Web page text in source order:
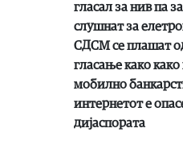
гласал за нив па
слушнат за
СДСМ се плашат
гласање како
мобилно
интернетот е
дијаспората